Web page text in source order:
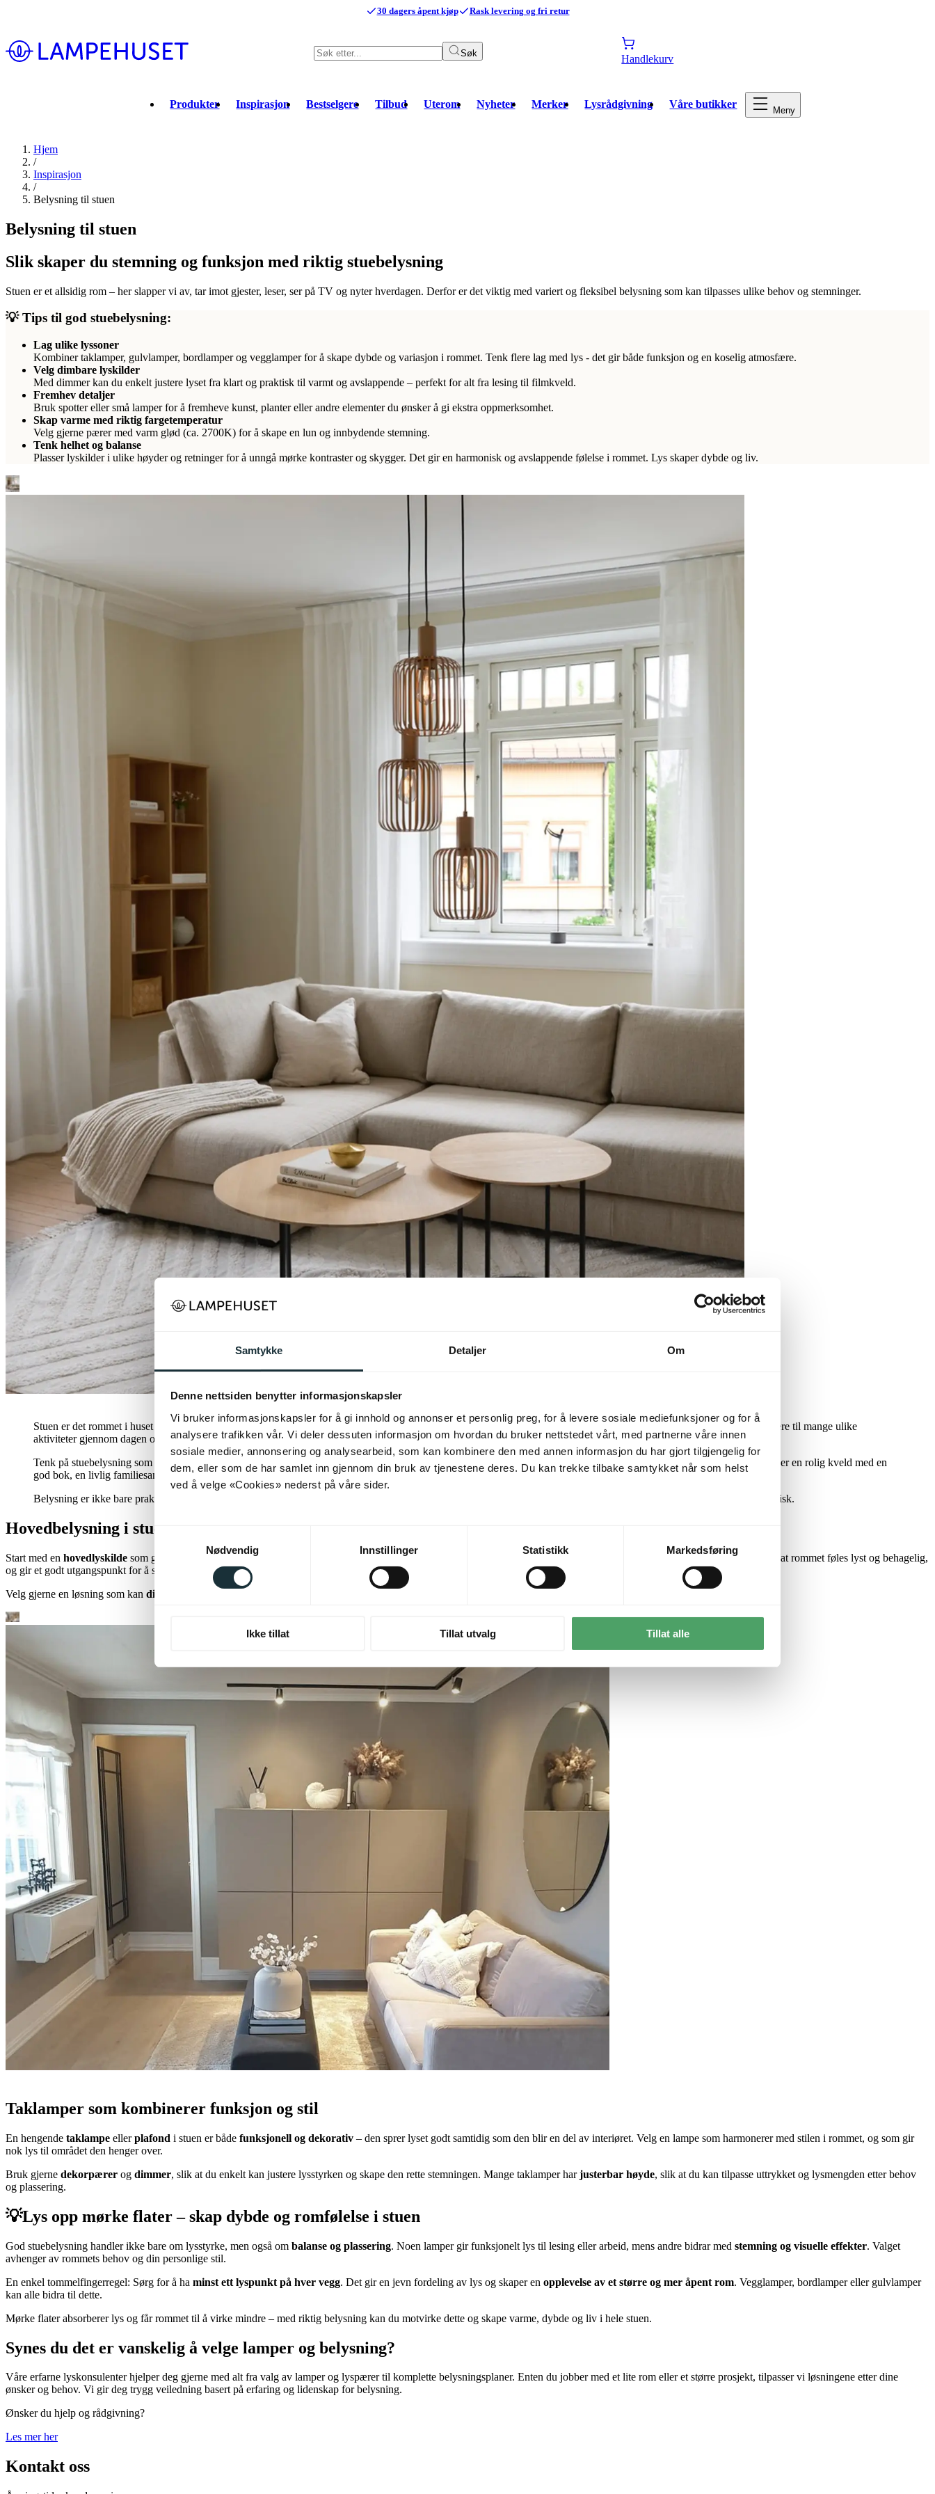
Samtykke Detaljer Om
Denne nettsiden benytter informasjonskapsler
Vi bruker informasjonskapsler for å gi innhold og annonser et personlig preg, for å levere sosiale mediefunksjoner og for å
analysere trafikken vår. Vi deler dessuten informasjon om hvordan du bruker nettstedet vårt, med partnerne våre innen
sosiale medier, annonsering og analysearbeid, som kan kombinere den med annen informasjon du har gjort tilgjengelig for
dem, eller som de har samlet inn gjennom din bruk av tjenestene deres. Du kan trekke tilbake samtykket når som helst
ved å velge «Cookies» nederst på våre sider.
Samtykkevalg
Nødvendig
Innstillinger Statistikk Markedsføring
Ikke tillat Tillat utvalg Tillat alle
30 dagers åpent kjøp Rask levering og fri retur
Søk Handlekurv
Produkter Inspirasjon Bestselgere Tilbud Uterom Nyheter Merker Lysrådgivning Våre butikker Meny
Hjem
/
Inspirasjon
/
Belysning til stuen
Belysning til stuen
Slik skaper du stemning og funksjon med riktig stuebelysning
Stuen er et allsidig rom – her slapper vi av, tar imot gjester, leser, ser på TV og nyter hverdagen. Derfor er det viktig med variert og fleksibel belysning som kan tilpasses ulike behov og stemninger.
💡 Tips til god stuebelysning:
Lag ulike lyssoner
Kombiner taklamper, gulvlamper, bordlamper og vegglamper for å skape dybde og variasjon i rommet. Tenk flere lag med lys - det gir både funksjon og en koselig atmosfære.
Velg dimbare lyskilder
Med dimmer kan du enkelt justere lyset fra klart og praktisk til varmt og avslappende – perfekt for alt fra lesing til filmkveld.
Fremhev detaljer
Bruk spotter eller små lamper for å fremheve kunst, planter eller andre elementer du ønsker å gi ekstra oppmerksomhet.
Skap varme med riktig fargetemperatur
Velg gjerne pærer med varm glød (ca. 2700K) for å skape en lun og innbydende stemning.
Tenk helhet og balanse
Plasser lyskilder i ulike høyder og retninger for å unngå mørke kontraster og skygger. Det gir en harmonisk og avslappende følelse i rommet. Lys skaper dybde og liv.
Stuen er det rommet i huset som bør ha flest funksjoner når det gjelder lyssetting – et rom for hvile, lek, arbeid, gjester og alt som skjer mellom. Her skal belysningen fungere til mange ulike
aktiviteter gjennom dagen og kvelden. Det er derfor viktig å tenke helhetlig og fleksibelt når du planlegger lyssettingen.
Tenk på stuebelysning som
lag på lag
– en kombinasjon av funksjonelt, stemningsfullt og dekorativt lys. Dette gir deg mulighet til å skape den rette atmosfæren, enten det er en rolig kveld med en
god bok, en livlig familiesamling eller en filmkveld i dempet belysning.
Belysning er ikke bare praktisk – det er også en del av interiøret. Velg lamper som fremhever din stil og gir rommet særpreg, enten det er moderne, klassisk eller skandinavisk.
Hovedbelysning i stuen
Start med en hovedlyskilde som gir jevn og god spredning av lys – enten det er innebygde downlights spottskinnemontert i taket. Denne grunnbelysningen sørger for at rommet føles lyst og behagelig,
og gir et godt utgangspunkt for å supplere med stemningslys og leselamper.
Velg gjerne en løsning som kan dimbare
Taklamper som kombinerer funksjon og stil
En hengende taklampe ellerplafond i stuen er både funksjonell og dekorativ – den sprer lyset godt samtidig som den blir en del av interiøret. Velg en lampe som harmonerer med stilen i rommet, og som gir
nok lys til området den henger over.
Bruk gjerne dekorpærer og dimmer, slik at du enkelt kan justere lysstyrken og skape den rette stemningen. Mange taklamper harjusterbar høyde, slik at du kan tilpasse uttrykket og lysmengden etter behov
og plassering.
💡Lys opp mørke flater – skap dybde og romfølelse i stuen
God stuebelysning handler ikke bare om lysstyrke, men også om balanse og plassering. Noen lamper gir funksjonelt lys til lesing eller arbeid, mens andre bidrar med stemning og visuelle effekter. Valget
avhenger av rommets behov og din personlige stil.
En enkel tommelfingerregel: Sørg for å ha minst ett lyspunkt på hver vegg. Det gir en jevn fordeling av lys og skaper en opplevelse av et større og mer åpent rom. Vegglamper, bordlamper eller gulvlamper
kan alle bidra til dette.
Mørke flater absorberer lys og får rommet til å virke mindre – med riktig belysning kan du motvirke dette og skape varme, dybde og liv i hele stuen.
Synes du det er vanskelig å velge lamper og belysning?
Våre erfarne lyskonsulenter hjelper deg gjerne med alt fra valg av lamper og lyspærer til komplette belysningsplaner. Enten du jobber med et lite rom eller et større prosjekt, tilpasser vi løsningene etter dine
ønsker og behov. Vi gir deg trygg veiledning basert på erfaring og lidenskap for belysning.
Ønsker du hjelp og rådgivning?
Les mer her
Kontakt oss